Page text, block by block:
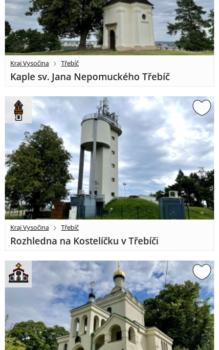
Kraj Vysočina Třebíč
Kaple sv. Jana Nepomuckého Třebíč
Kraj Vysočina Třebíč
Rozhledna na Kostelíčku v Třebíči